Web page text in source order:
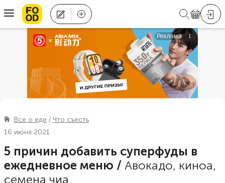
Все о еде
Что съесть
16 июня 2021
5 причин добавить суперфуды в
ежедневное меню / Авокадо, киноа,
семена чиа